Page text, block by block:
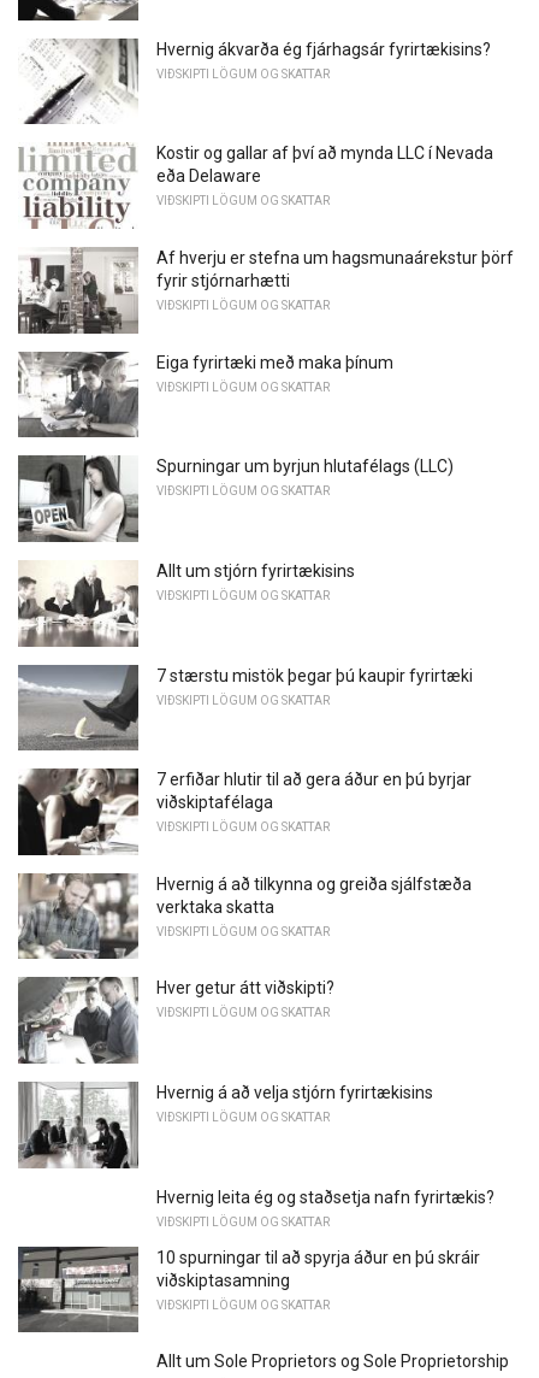
Hvernig ákvarða ég fjárhagsár fyrirtækisins?
VIÐSKIPTI LÖGUM OG SKATTAR
Kostir og gallar af því að mynda LLC í Nevada
eða Delaware
VIÐSKIPTI LÖGUM OG SKATTAR
Af hverju er stefna um hagsmunaárekstur þörf
fyrir stjórnarhætti
VIÐSKIPTI LÖGUM OG SKATTAR
Eiga fyrirtæki með maka þínum
VIÐSKIPTI LÖGUM OG SKATTAR
Spurningar um byrjun hlutafélags (LLC)
VIÐSKIPTI LÖGUM OG SKATTAR
Allt um stjórn fyrirtækisins
VIÐSKIPTI LÖGUM OG SKATTAR
7 stærstu mistök þegar þú kaupir fyrirtæki
VIÐSKIPTI LÖGUM OG SKATTAR
7 erfiðar hlutir til að gera áður en þú byrjar
viðskiptafélaga
VIÐSKIPTI LÖGUM OG SKATTAR
Hvernig á að tilkynna og greiða sjálfstæða
verktaka skatta
VIÐSKIPTI LÖGUM OG SKATTAR
Hver getur átt viðskipti?
VIÐSKIPTI LÖGUM OG SKATTAR
Hvernig á að velja stjórn fyrirtækisins
VIÐSKIPTI LÖGUM OG SKATTAR
Hvernig leita ég og staðsetja nafn fyrirtækis?
VIÐSKIPTI LÖGUM OG SKATTAR
10 spurningar til að spyrja áður en þú skráir
viðskiptasamning
VIÐSKIPTI LÖGUM OG SKATTAR
Allt um Sole Proprietors og Sole Proprietorship